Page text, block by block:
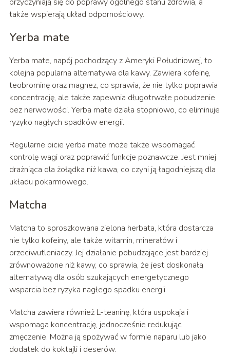
także wspierają układ odpornościowy.
Yerba mate
Yerba mate, napój pochodzący z Ameryki Południowej, to
kolejna popularna alternatywa dla kawy. Zawiera kofeinę,
teobrominę oraz magnez, co sprawia, że nie tylko poprawia
koncentrację, ale także zapewnia długotrwałe pobudzenie
bez nerwowości. Yerba mate działa stopniowo, co eliminuje
ryzyko nagłych spadków energii.
Regularne picie yerba mate może także wspomagać
kontrolę wagi oraz poprawić funkcje poznawcze. Jest mniej
drażniąca dla żołądka niż kawa, co czyni ją łagodniejszą dla
układu pokarmowego.
Matcha
Matcha to sproszkowana zielona herbata, która dostarcza
nie tylko kofeiny, ale także witamin, minerałów i
przeciwutleniaczy. Jej działanie pobudzające jest bardziej
zrównoważone niż kawy, co sprawia, że jest doskonałą
alternatywą dla osób szukających energetycznego
wsparcia bez ryzyka nagłego spadku energii.
Matcha zawiera również L-teaninę, która uspokaja i
wspomaga koncentrację, jednocześnie redukując
zmęczenie. Można ją spożywać w formie naparu lub jako
dodatek do koktajli i deserów.